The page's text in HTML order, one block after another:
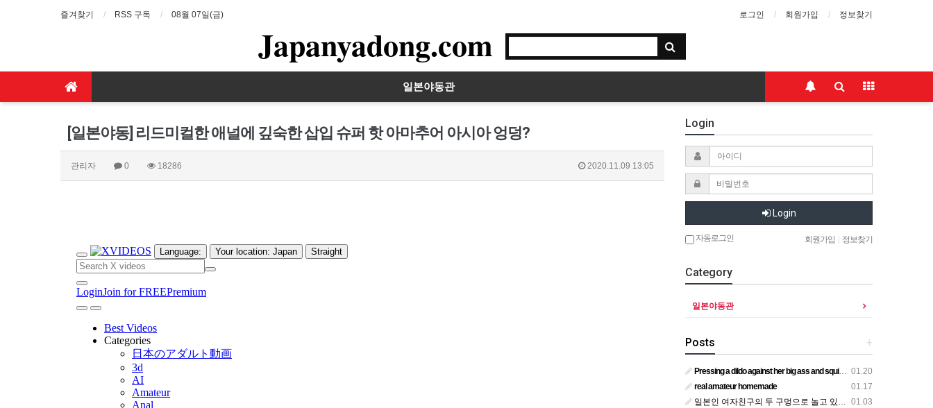
즐겨찾기 RSS 구독 08월 07일(금) 로그인 회원가입 정보찾기
Japanyadong.com
일본야동관
[일본야동] 리드미컬한 애널에 깊숙한 삽입 슈퍼 핫 아마추어 아시아 엉덩?
관리자 0 18286 2020.11.09 13:05
Login
Login
자동로그인 회원가입 정보찾기
Category
일본야동관
+
Posts
01.20
Pressing a dildo against her big ass and squirting from below
01.17
real amateur homemade
01.03
일본인 여자친구의 두 구멍으로 놀고 있어요